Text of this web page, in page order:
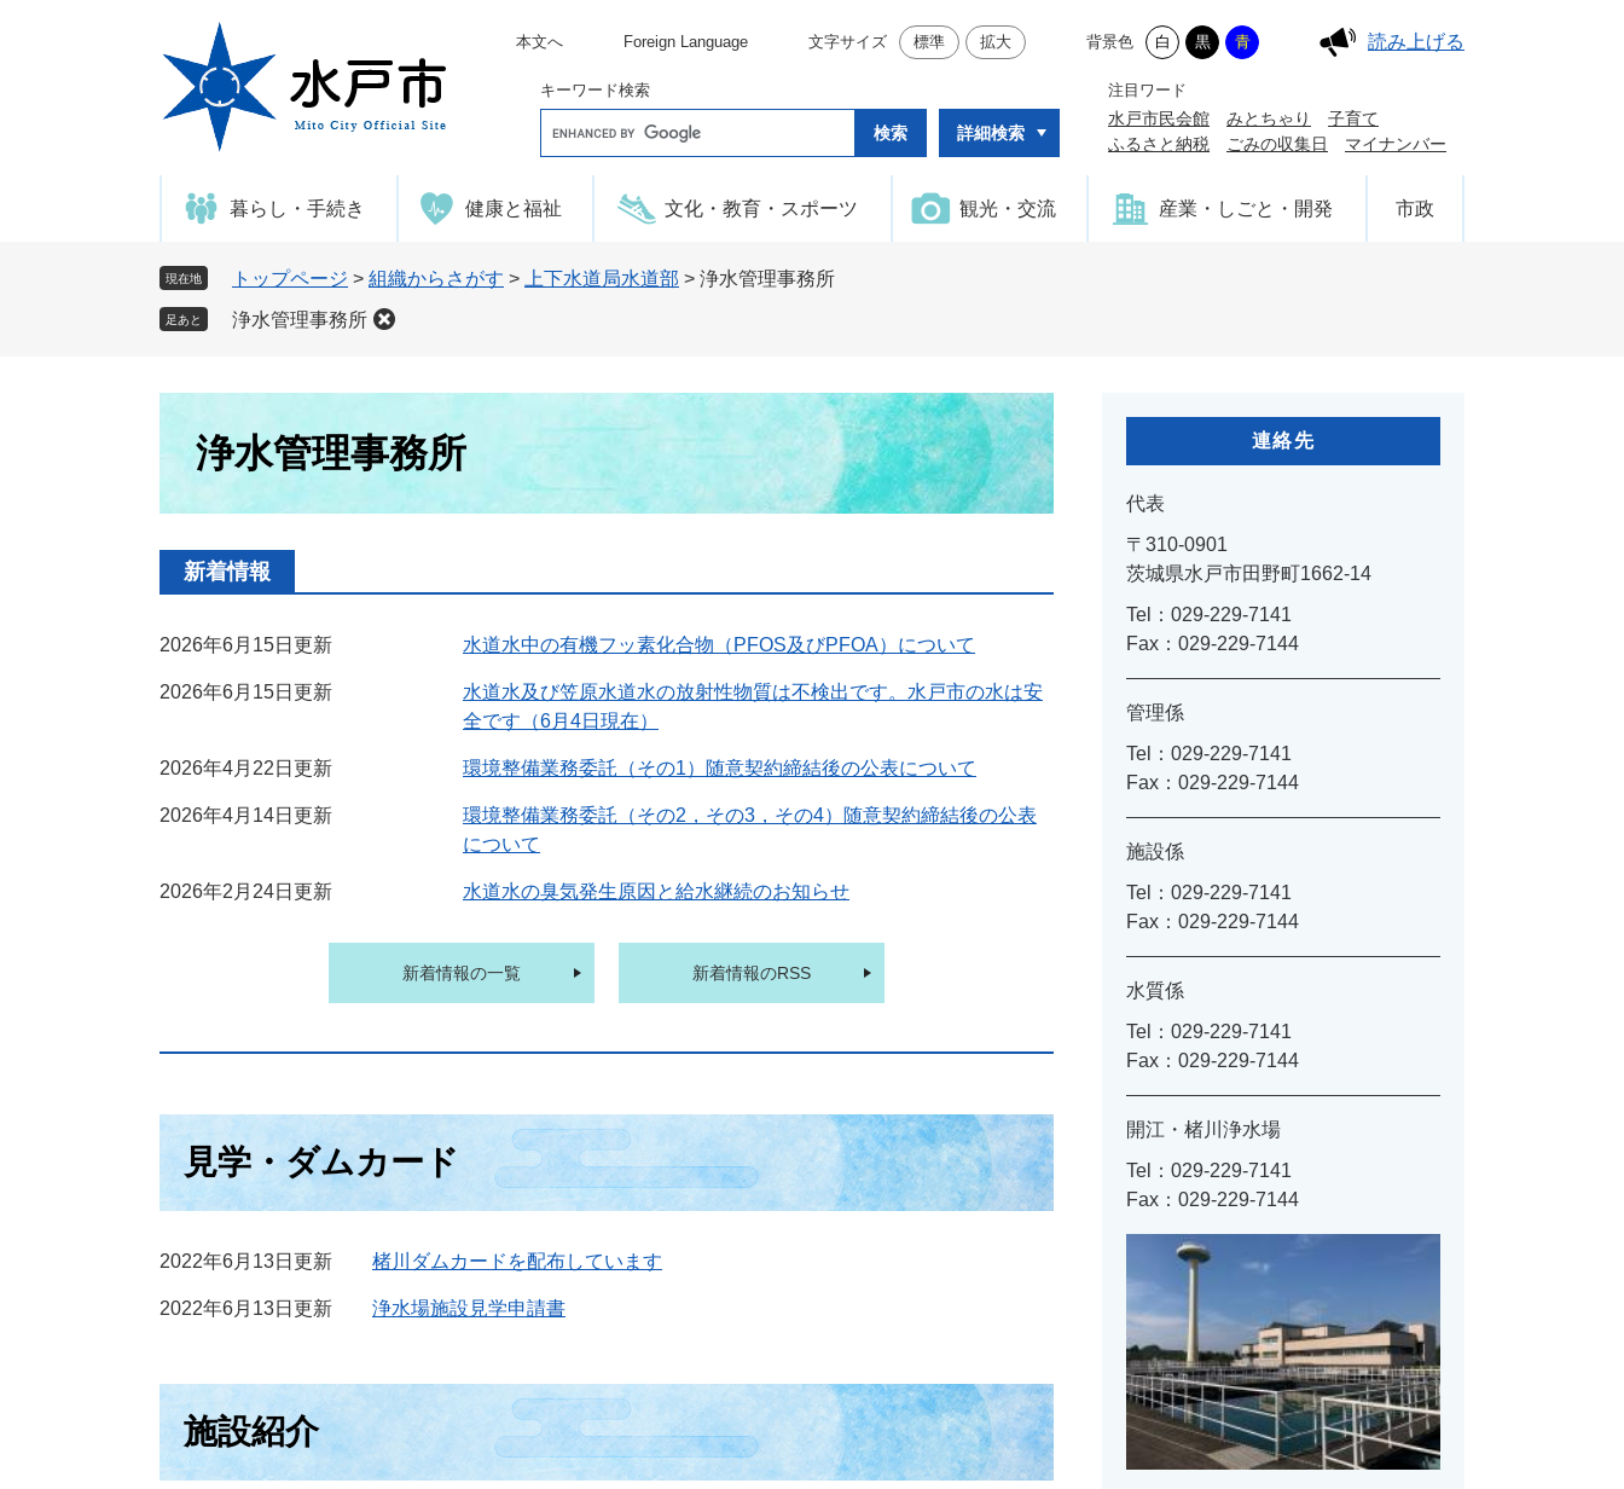
本文へ Foreign Language 文字サイズ 標準 拡大 背景色 白 黒 青 読み上げる
キーワード検索
o
e
タ
ム
詳細検索
注目ワード
水戸市民会館 みとちゃり
子育て
ふるさと納税
ごみの収集日 マイナンバー
暮らし・手続き 健康と福祉 文化・教育・スポーツ 観光・交流 産業・しごと・開発 市政
現在地 トップページ > 組織からさがす > 上下水道局水道部 > 浄水管理事務所
足あと 浄水管理事務所
浄水管理事務所
新着情報
2026年6月15日更新 水道水中の有機フッ素化合物（PFOS及びPFOA）について
2026年6月15日更新
水道水及び笠原水道水の放射性物質は不検出です。水戸市の水は安
全です（6月4日現在）
2026年4月22日更新 環境整備業務委託（その1）随意契約締結後の公表について
2026年4月14日更新
環境整備業務委託（その2，その3，その4）随意契約締結後の公表
について
2026年2月24日更新 水道水の臭気発生原因と給水継続のお知らせ
新着情報の一覧 新着情報のRSS
見学・ダムカード
2022年6月13日更新 楮川ダムカードを配布しています
2022年6月13日更新 浄水場施設見学申請書
施設紹介
連絡先
代表
〒310-0901
茨城県水戸市田野町1662-14
Tel：029-229-7141
Fax：029-229-7144
管理係
Tel：029-229-7141
Fax：029-229-7144
施設係
Tel：029-229-7141
Fax：029-229-7144
水質係
Tel：029-229-7141
Fax：029-229-7144
開江・楮川浄水場
Tel：029-229-7141
Fax：029-229-7144